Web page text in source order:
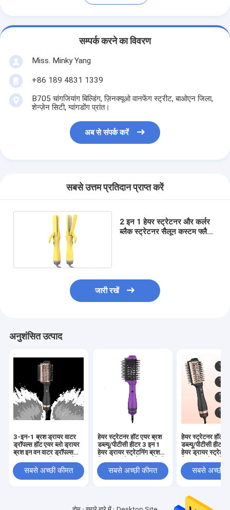
सम्पर्क करने का विवरण
Miss. Minky Yang
+86 189 4831 1339
B705 चांगजियांग बिल्डिंग, ज़िनक्यूओ वानफेंग स्ट्रीट, बाओएन जिला,
शेन्ज़ेन सिटी, ग्वांगडोंग प्रांत।
अब से संपर्क करें
सबसे उत्तम प्रतिदान प्राप्त करें
2 इन 1 हेयर स्ट्रेटनर और कर्लर
ब्लैक स्ट्रेटनर सैलून कस्टम फ्लैट
जारी रखें
अनुशंसित उत्पाद
3-इन-1 ब्रश ड्रायर वाटर
ड्रॉपल्स हॉट एयर ब्लो ड्रायर
ब्रश इन वन वाटर ड्रॉपल्स
बालों के लिए
सबसे अच्छी कीमत
हेयर स्ट्रेटनर हॉट एयर ब्रश
डब्ल्यू/पीटीसी हीटर 3 इन 1
हेयर ड्रायर स्ट्रेटनिंग ब्रश
सबसे अच्छी कीमत
हेयर स्ट्रेटनर हॉट
डब्ल्यू/पीटीसी हीटर
हेयर ड्रायर
सबसे अच्छी